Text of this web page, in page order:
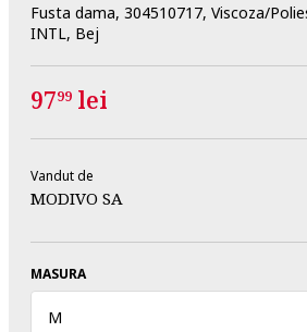
Fusta dama, 304510717, Viscoza/
INTL, Bej
9799 lei
Vandut de
MODIVO SA
MASURA
M